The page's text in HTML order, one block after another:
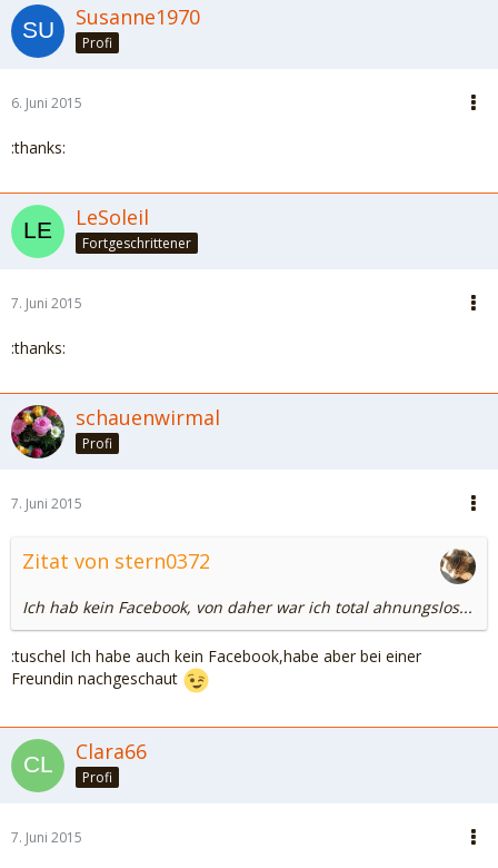
Susanne1970
Profi
6. Juni 2015
:thanks:
LeSoleil
Fortgeschrittener
7. Juni 2015
:thanks:
schauenwirmal
Profi
7. Juni 2015
Zitat von stern0372
Ich hab kein Facebook, von daher war ich total ahnungslos...
:tuschel Ich habe auch kein Facebook,habe aber bei einer
Freundin nachgeschaut
Clara66
Profi
7. Juni 2015